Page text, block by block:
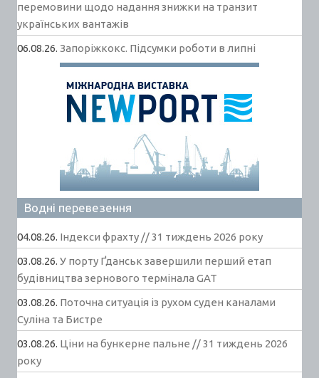
перемовини щодо надання знижки на транзит
українських вантажів
06.08.26. Запоріжкокс. Підсумки роботи в липні
Водні перевезення
04.08.26. Індекси фрахту // 31 тиждень 2026 року
03.08.26. У порту Ґданськ завершили перший етап
будівництва зернового термінала GAT
03.08.26. Поточна ситуація із рухом суден каналами
Суліна та Бистре
03.08.26. Ціни на бункерне пальне // 31 тиждень 2026
року